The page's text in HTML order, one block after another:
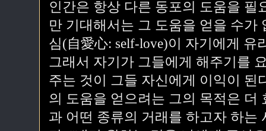
인간은 항상 다른 동포의 도움을 필
만 기대해서는 그 도움을 얻을 수가
심(自愛心: self-love)이 자기에게 유
그래서 자기가 그들에게 해주기를
주는 것이 그들 자신에게 이익이 된
의 도움을 얻으려는 그의 목적은 더
과 어떤 종류의 거래를 하고자 하는